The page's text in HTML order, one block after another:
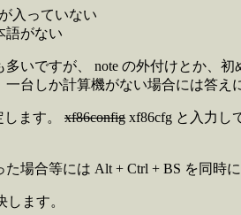
入っていない
語がない
いですが、 note の外付けとか、
台しか計算機がない場合には答え
ます。 xf86config xf86cfg と入力し
場合等には Alt + Ctrl + BS を同時
ます。